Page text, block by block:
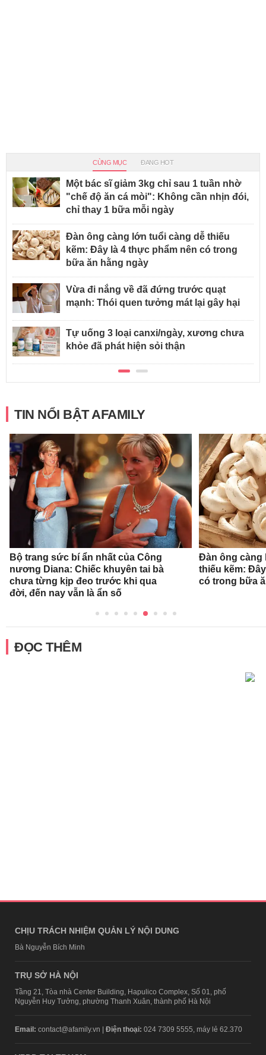
CÙNG MỤC ĐANG HOT
Một bác sĩ giảm 3kg chỉ sau 1 tuần nhờ
"chế độ ăn cá mòi": Không cần nhịn đói,
chỉ thay 1 bữa mỗi ngày
Đàn ông càng lớn tuổi càng dễ thiếu
kẽm: Đây là 4 thực phẩm nên có trong
bữa ăn hằng ngày
Vừa đi nắng về đã đứng trước quạt
mạnh: Thói quen tưởng mát lại gây hại
Tự uống 3 loại canxi/ngày, xương chưa
khỏe đã phát hiện sỏi thận
TIN NỔI BẬT AFAMILY
Bộ trang sức bí ẩn nhất của Công
nương Diana: Chiếc khuyên tai bà
chưa từng kịp đeo trước khi qua
đời, đến nay vẫn là ẩn số
Đàn ông càng
thiếu kẽm:
có trong bữa
ĐỌC THÊM
CHỊU TRÁCH NHIỆM QUẢN LÝ NỘI DUNG
Bà Nguyễn Bích Minh
TRỤ SỞ HÀ NỘI
Tầng 21, Tòa nhà Center Building, Hapulico Complex, Số 01, phố
Nguyễn Huy Tưởng, phường Thanh Xuân, thành phố Hà Nội
Email: contact@afamily.vn | Điện thoại: 024 7309 5555, máy lẻ 62.370